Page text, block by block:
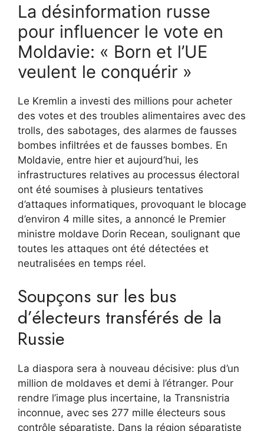
La désinformation russe
pour influencer le vote en
Moldavie: « Born et l’UE
veulent le conquérir »
Le Kremlin a investi des millions pour acheter
des votes et des troubles alimentaires avec des
trolls, des sabotages, des alarmes de fausses
bombes infiltrées et de fausses bombes. En
Moldavie, entre hier et aujourd’hui, les
infrastructures relatives au processus électoral
ont été soumises à plusieurs tentatives
d’attaques informatiques, provoquant le blocage
d’environ 4 mille sites, a annoncé le Premier
ministre moldave Dorin Recean, soulignant que
toutes les attaques ont été détectées et
neutralisées en temps réel.
Soupçons sur les bus
d’électeurs transférés de la
Russie
La diaspora sera à nouveau décisive: plus d’un
million de moldaves et demi à l’étranger. Pour
rendre l’image plus incertaine, la Transnistria
inconnue, avec ses 277 mille électeurs sous
contrôle séparatiste. Dans la région séparatiste